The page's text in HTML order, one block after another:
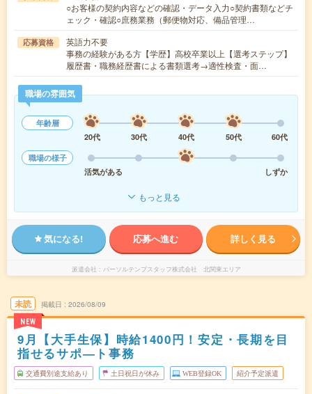
○お客様の契約内容などの確認・データ入力○契約書類などチ
ェック・確認○庶務業務（郵便物対応、備品管理…
応募資格
英語力不要
事務の経験がある方【学歴】高校卒業以上【選考ステップ】
履歴書・職務経歴書による書類選考→適性検査・面…
職場の雰囲気
年齢層
20代
30代 40代 50代
60代
職場の様子
活気がある
しずか
もっと見る
気になる! 応募へ進む 詳しく見る
派遣会社 パーソルテンプスタッフ株式会社 北関東エリア
未読
NEW
掲載日 2026/08/09
9月【大手生保】時給1400円！安定・長期を目
指せるサポ―ト事務
交通費別途支給あり 土日祝日が休み WEB登録OK 紹介予定派遣